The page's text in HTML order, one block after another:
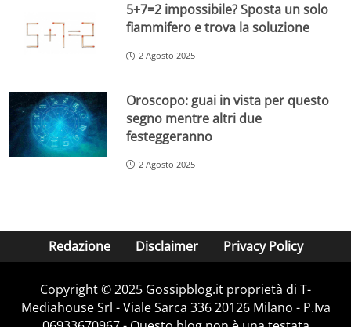
5+7=2 impossibile? Sposta un solo
fiammifero e trova la soluzione
2 Agosto 2025
Oroscopo: guai in vista per questo
segno mentre altri due
festeggeranno
2 Agosto 2025
Redazione Disclaimer Privacy Policy
Copyright © 2025 Gossipblog.it proprietà di T-
Mediahouse Srl - Viale Sarca 336 20126 Milano - P.Iva